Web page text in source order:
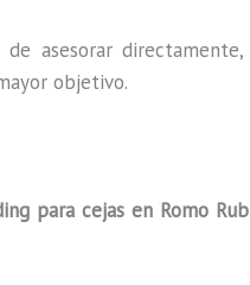
asesorar
objetivo.
para cejas en Romo